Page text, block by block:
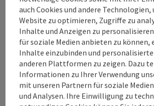
Kontakt
Tourismusverband
Promenade 2
auch Cookies und andere Technologien,
Website zu optimieren, Zugriffe zu
Inhalte und Anzeigen zu
für soziale Medien anbieten zu können,
Inhalte einzubinden und
anderen Plattformen zu zeigen. Dazu
Informationen zu Ihrer Verwendung
mit unseren Partnern für soziale
und Analysen. Ihre Einwilligung zu